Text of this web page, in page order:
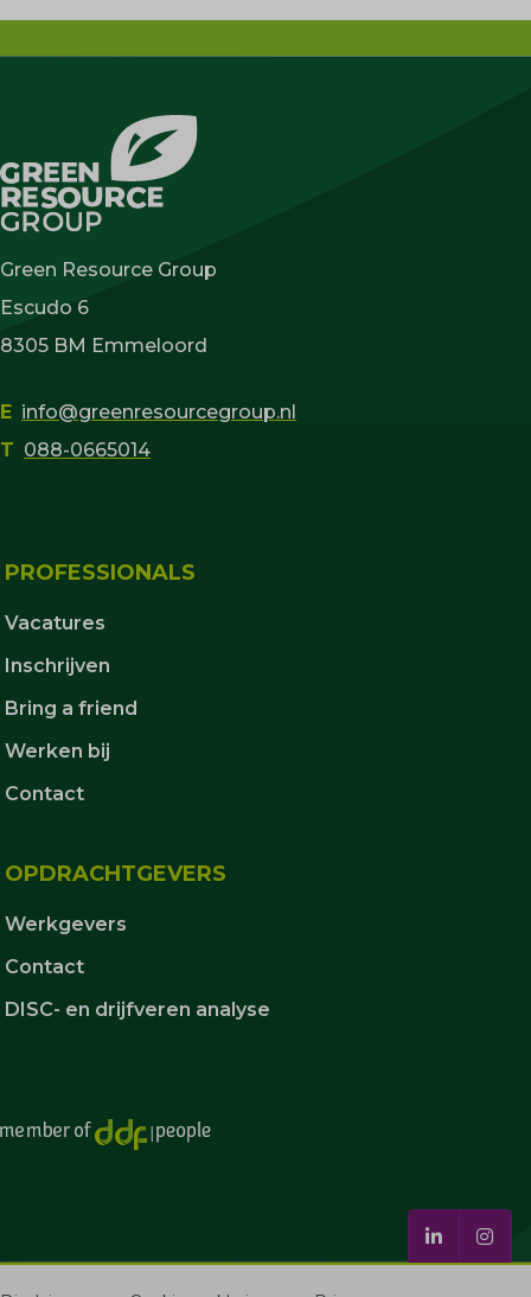
Green Resource Group
Escudo 6
8305 BM Emmeloord
E info@greenresourcegroup.nl
T 088-0665014
PROFESSIONALS
Vacatures
Inschrijven
Bring a friend
Werken bij
Contact
OPDRACHTGEVERS
Werkgevers
Contact
DISC- en drijfveren analyse